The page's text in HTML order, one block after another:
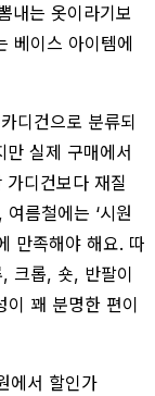
내는 옷이라기보
베이스 아이템에
디건으로 분류되
실제 구매에서
디건보다 재질
름철에는 ‘시원
만족해야 해요. 따
크롭, 숏, 반팔이
이 꽤 분명한 편이
에서 할인가